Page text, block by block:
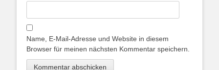
Name, E-Mail-Adresse und Website in diesem
Browser für meinen nächsten Kommentar speichern.